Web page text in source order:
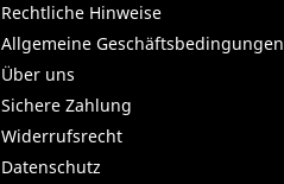
Rechtliche Hinweise
Allgemeine Geschäftsbedingungen
Über uns
Sichere Zahlung
Widerrufsrecht
Datenschutz